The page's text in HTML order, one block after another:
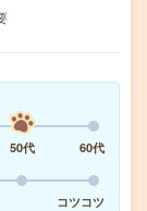
50代
60代
コツコツ